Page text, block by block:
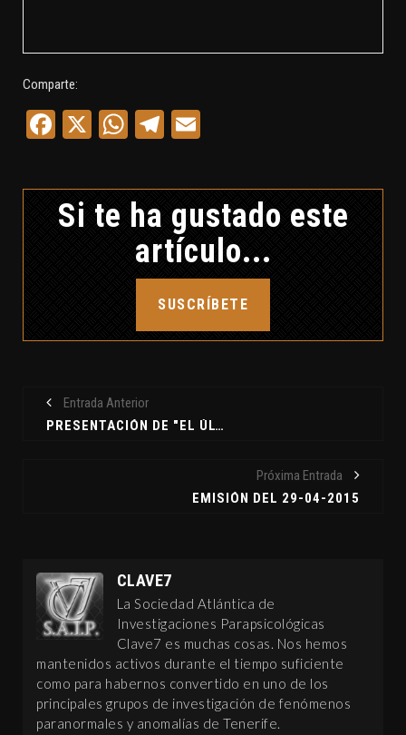
Comparte:
Facebook
X WhatsApp
Telegram
Si te ha gustado este
artículo...
SUSCRÍBETE
Entrada Anterior
PRESENTACIÓN DE "EL ÚLTIMO DIOS VIVIENTE"
Próxima Entrada
EMISIÓN DEL 29-04-2015
CLAVE7
La Sociedad Atlántica de
Investigaciones Parapsicológicas
Clave7 es muchas cosas. Nos hemos
mantenidos activos durante el tiempo suficiente
como para habernos convertido en uno de los
principales grupos de investigación de fenómenos
paranormales y anomalías de Tenerife.